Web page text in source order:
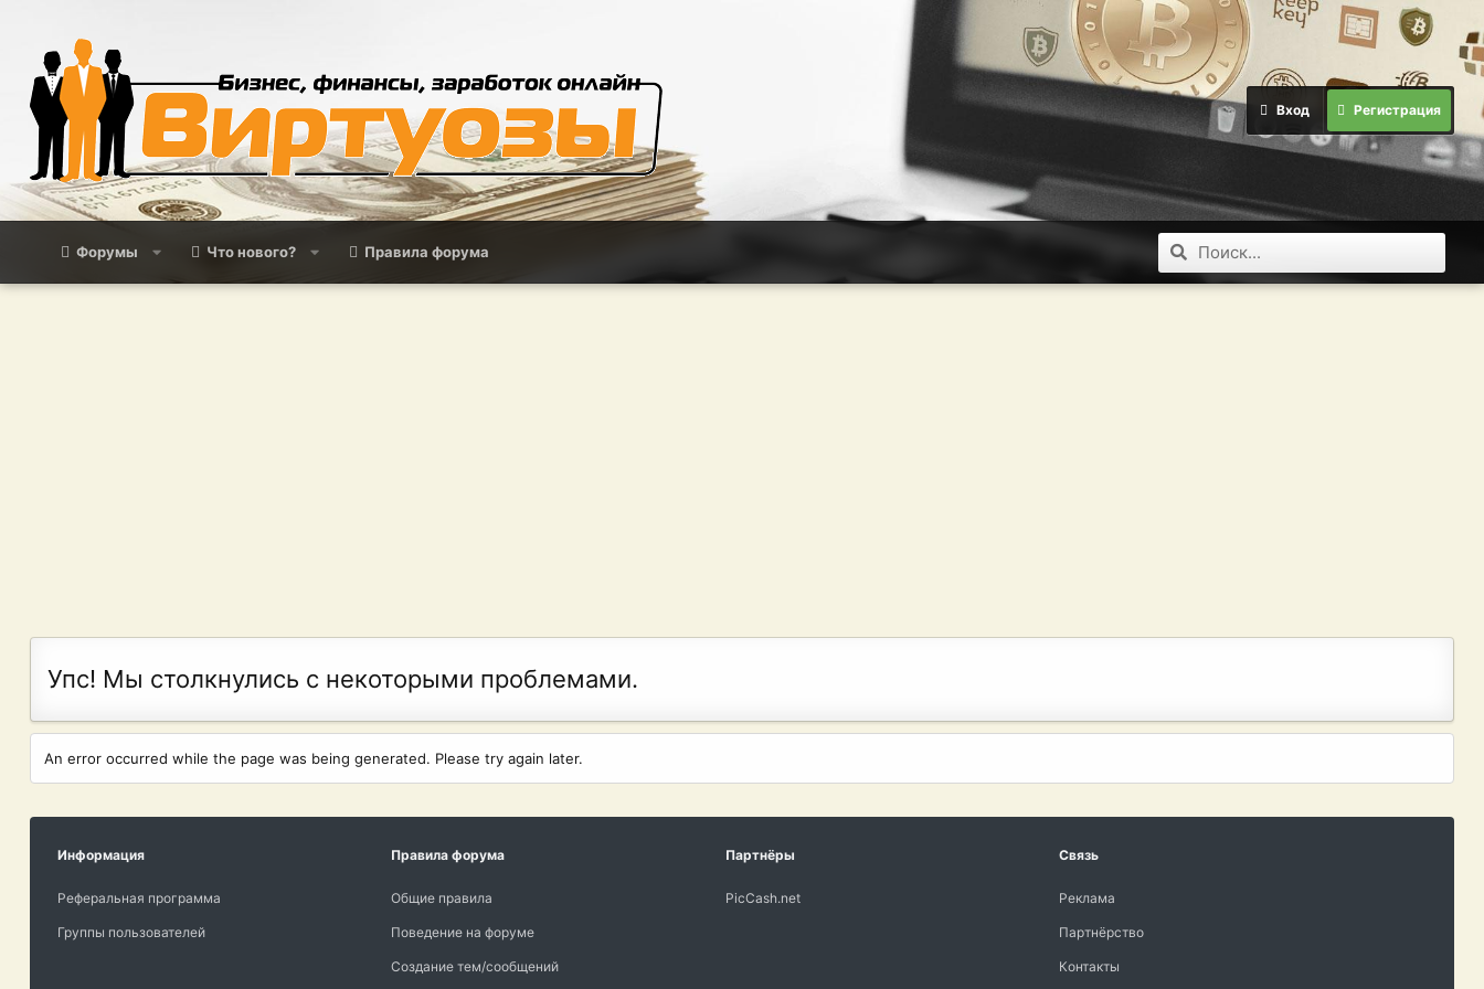
Вход Регистрация
Форумы Что нового? Правила форума
Упс! Мы столкнулись с некоторыми проблемами.
An error occurred while the page was being generated. Please try again later.
Информация
Реферальная программа
Группы пользователей
Правила форума
Общие правила
Поведение на форуме
Создание тем/сообщений
Партнёры
PicCash.net
Связь
Реклама
Партнёрство
Контакты